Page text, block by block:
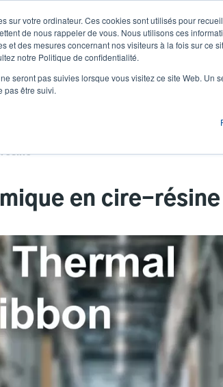
sur votre ordinateur. Ces cookies sont utilisés pour
de nous rappeler de vous. Nous utilisons ces
et des mesures concernant nos visiteurs à la fois sur ce
notre Politique de confidentialité.
seront pas suivies lorsque vous visitez ce site Web. Un
pas être suivi.
User
account
Actualités et
en cire-résine